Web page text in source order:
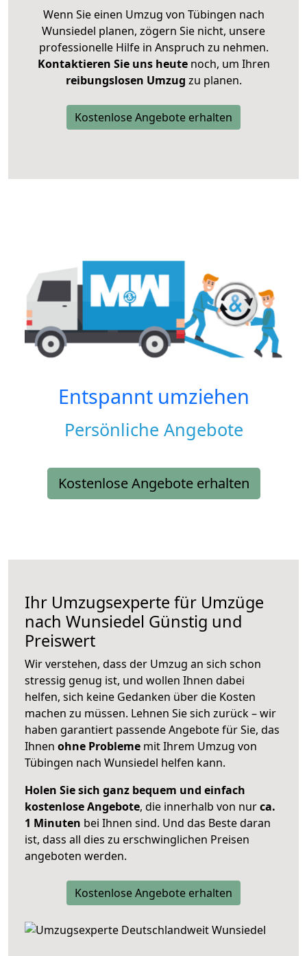
Wenn Sie einen Umzug von Tübingen nach
Wunsiedel planen, zögern Sie nicht, unsere
professionelle Hilfe in Anspruch zu nehmen.
Kontaktieren Sie uns heutenoch, um Ihren
reibungslosen Umzug zu planen.
Kostenlose Angebote erhalten
Entspannt umziehen
Persönliche Angebote
Kostenlose Angebote erhalten
Ihr Umzugsexperte für Umzüge
nach Wunsiedel Günstig und
Preiswert
Wir verstehen, dass der Umzug an sich schon
stressig genug ist, und wollen Ihnen dabei
helfen, sich keine Gedanken über die Kosten
machen zu müssen. Lehnen Sie sich zurück – wir
haben garantiert passende Angebote für Sie, das
Ihnen ohne Probleme mit Ihrem Umzug von
Tübingen nach Wunsiedel helfen kann.
Holen Sie sich ganz bequem und einfach
kostenlose Angebote, die innerhalb von nurca.
1 Minuten bei Ihnen sind. Und das Beste daran
ist, dass all dies zu erschwinglichen Preisen
angeboten werden.
Kostenlose Angebote erhalten